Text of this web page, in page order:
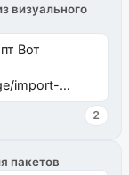
визуального
Вот
import-
2
пакетов